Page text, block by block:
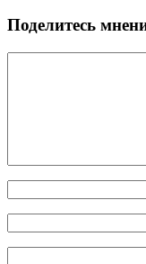
Поделитесь